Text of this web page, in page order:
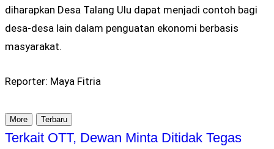
diharapkan Desa Talang Ulu dapat menjadi contoh bagi
desa-desa lain dalam penguatan ekonomi berbasis
masyarakat.
Reporter: Maya Fitria
More Terbaru
Terkait OTT, Dewan Minta Ditidak Tegas